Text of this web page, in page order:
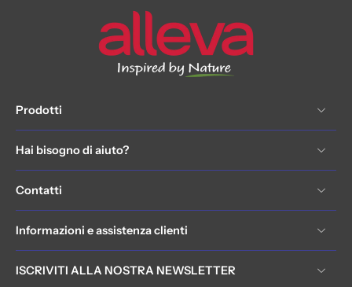
Prodotti
Hai bisogno di aiuto?
Contatti
Informazioni e assistenza clienti
ISCRIVITI ALLA NOSTRA NEWSLETTER